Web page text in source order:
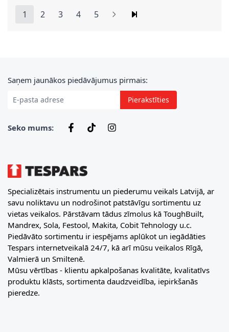
You're currently reading page
1 Lapa
2 Lapa
3 Lapa
4 Lapa
5
E-pasta adrese
Saņem jaunākos piedāvājumus pirmais:
Pierakstīties
Seko mums:
Specializētais instrumentu un piederumu veikals Latvijā, ar
savu noliktavu un nodrošinot patstāvīgu sortimentu uz
vietas veikalos. Pārstāvam tādus zīmolus kā ToughBuilt,
Mandrex, Sola, Festool, Makita, Cobit Tehnology u.c.
Piedāvāto sortimentu ir iespējams aplūkot un iegādāties
Tespars internetveikalā 24/7, kā arī mūsu veikalos Rīgā,
Valmierā un Smiltenē.
Mūsu vērtības - klientu apkalpošanas kvalitāte, kvalitatīvs
produktu klāsts, sortimenta daudzveidība, iepirkšanās
pieredze.